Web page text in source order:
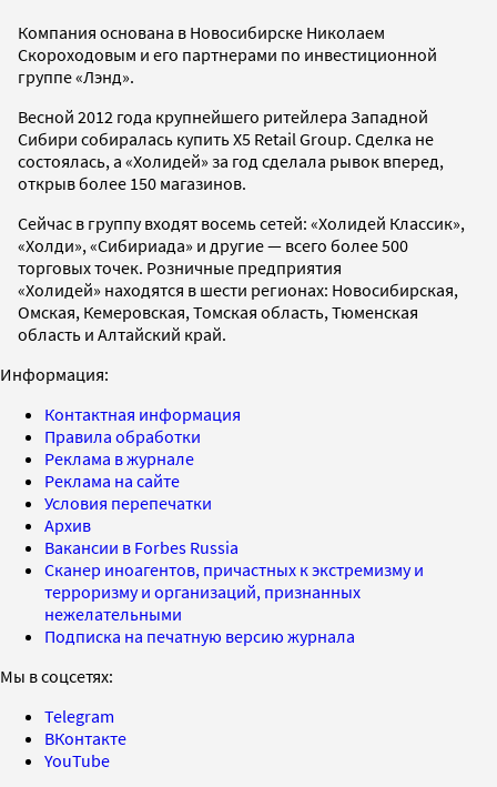
Компания основана в Новосибирске Николаем
Скороходовым и его партнерами по инвестиционной
группе «Лэнд».
Весной 2012 года крупнейшего ритейлера Западной
Сибири собиралась купить X5 Retail Group. Сделка не
состоялась, а «Холидей» за год сделала рывок вперед,
открыв более 150 магазинов.
Сейчас в группу входят восемь сетей: «Холидей Классик»,
«Холди», «Сибириада» и другие — всего более 500
торговых точек. Розничные предприятия
«Холидей» находятся в шести регионах: Новосибирская,
Омская, Кемеровская, Томская область, Тюменская
область и Алтайский край.
Информация:
Контактная информация
Правила обработки
Реклама в журнале
Реклама на сайте
Условия перепечатки
Архив
Вакансии в Forbes Russia
Сканер иноагентов, причастных к экстремизму и
терроризму и организаций, признанных
нежелательными
Подписка на печатную версию журнала
Мы в соцсетях:
Telegram
ВКонтакте
YouTube